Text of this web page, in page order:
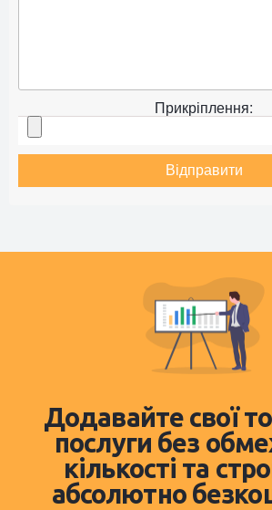
Прикріплення:
Відправити
Додавайте свої
послуги без
кількості та
абсолютно